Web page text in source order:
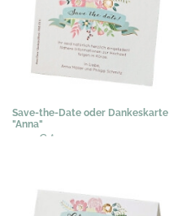
Save-the-Date oder Dankeskarte
"Anna"
0,44 € *